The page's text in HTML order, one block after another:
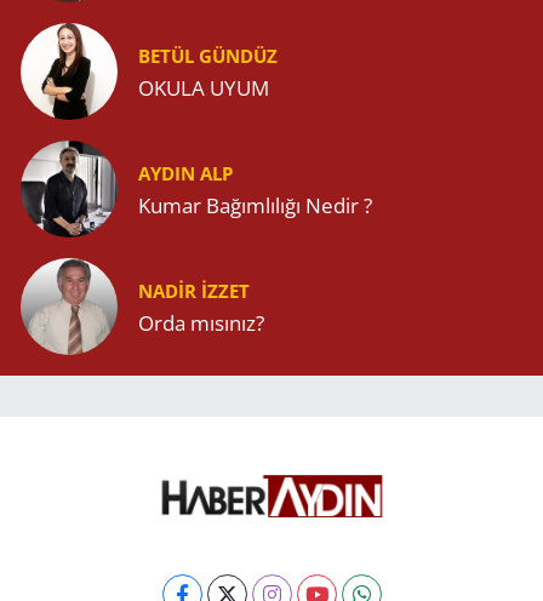
BETÜL GÜNDÜZ
OKULA UYUM
AYDIN ALP
Kumar Bağımlılığı Nedir ?
NADIR İZZET
Orda mısınız?